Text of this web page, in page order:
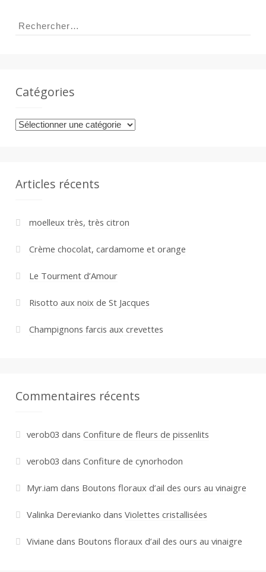
Rechercher :
Catégories
Catégories
Articles récents
moelleux très, très citron
Crème chocolat, cardamome et orange
Le Tourment d’Amour
Risotto aux noix de St Jacques
Champignons farcis aux crevettes
Commentaires récents
verob03 dans Confiture de fleurs de pissenlits
verob03 dans Confiture de cynorhodon
Myr.iam dans Boutons floraux d’ail des ours au vinaigre
Valinka Derevianko dans Violettes cristallisées
Viviane dans Boutons floraux d’ail des ours au vinaigre